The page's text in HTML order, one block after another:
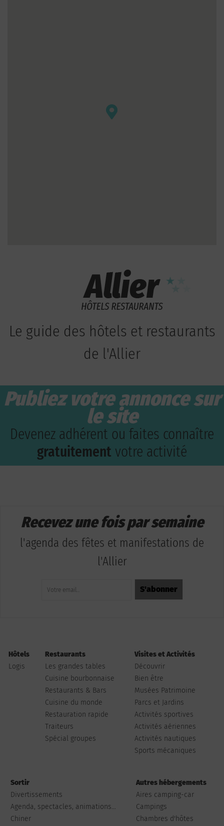
Le guide des hôtels et restaurants
de l'Allier
Publiez votre annonce sur
le site
Devenez adhérent ou faites connaître
gratuitement votre activité
Recevez une fois par semaine
l'agenda des fêtes et manifestations de
l'Allier
Hôtels
Logis
Restaurants
Les grandes tables
Cuisine bourbonnaise
Restaurants & Bars
Cuisine du monde
Restauration rapide
Traiteurs
Spécial groupes
Visites et Activités
Découvrir
Bien être
Musées Patrimoine
Parcs et Jardins
Activités sportives
Activités aériennes
Activités nautiques
Sports mécaniques
Sortir
Divertissements
Agenda, spectacles, animations...
Chiner
Autres hébergements
Aires camping-car
Campings
Chambres d'hôtes